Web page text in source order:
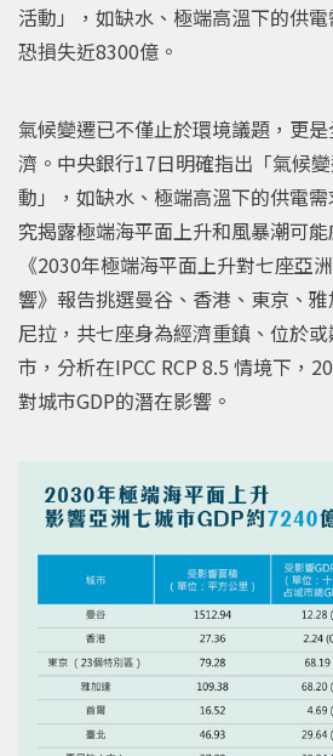
活動」，如缺水、極端高溫下的供
恐損失近8300億。
氣候變遷已不僅止於環境議題，更
濟。中央銀行17日明確指出「氣候
動」，如缺水、極端高溫下的供電
究揭露極端海平面上升和風暴潮可能
《2030年極端海平面上升對七座亞
響》報告挑選曼谷、香港、東京、
尼拉，共七座身為經濟重鎮、位於
市，分析在IPCC RCP 8.5 情境下，
對城市GDP的潛在影響。